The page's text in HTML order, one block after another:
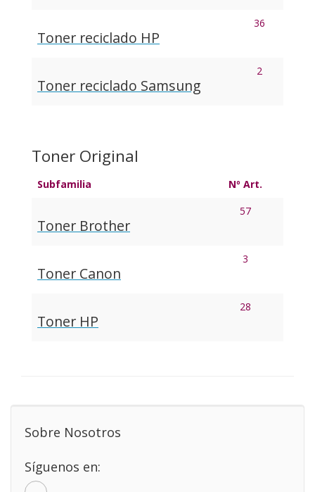
Toner reciclado HP
36
Toner reciclado Samsung
2
Toner Original
Subfamilia Nº Art.
Toner Brother
57
Toner Canon
3
Toner HP
28
Sobre Nosotros
Síguenos en: